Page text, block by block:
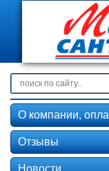
О компании,
Отзывы
Новости